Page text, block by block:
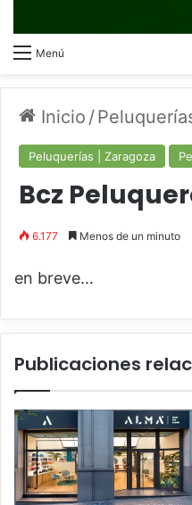
Menú
Inicio /
Peluquerías | Zaragoza
Bcz
6.177 Menos de un minuto
en breve…
Publicaciones